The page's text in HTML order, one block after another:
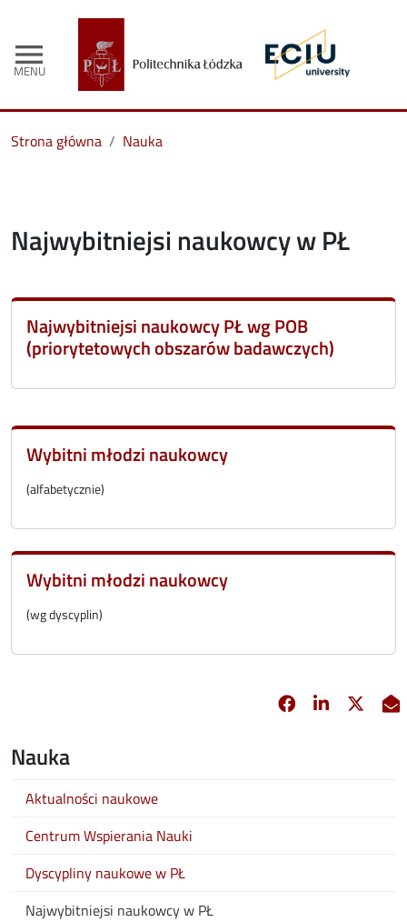
menu
MENU
Strona główna Nauka
Najwybitniejsi naukowcy w PŁ
Najwybitniejsi naukowcy PŁ wg POB
(priorytetowych obszarów badawczych)
Wybitni młodzi naukowcy
(alfabetycznie)
Wybitni młodzi naukowcy
(wg dyscyplin)
Facebook
opens in new
Linkedin
opens in
X
Nauka
Aktualności naukowe
Centrum Wspierania Nauki
Dyscypliny naukowe w PŁ
Najwybitniejsi naukowcy w PŁ